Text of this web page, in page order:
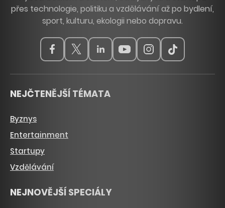
přes technologie, politiku a vzdělávání až po bydlení,
sport, kulturu, ekologii nebo dopravu.
NEJČTENĚJŠÍ TÉMATA
Byznys
Entertainment
Startupy
Vzdělávání
NEJNOVĚJŠÍ SPECIÁLY